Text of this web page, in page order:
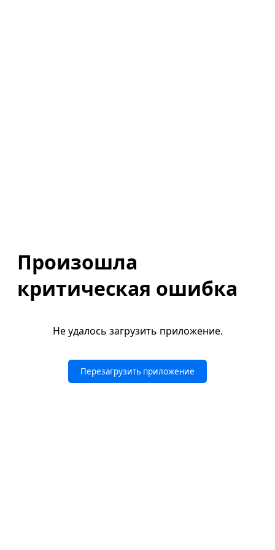
Произошла
критическая ошибка
Не удалось загрузить приложение.
Перезагрузить приложение